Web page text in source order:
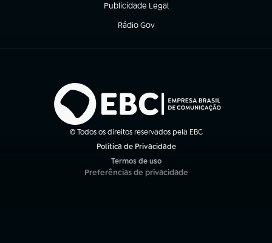
Publicidade Legal
(abre em nova aba)
Rádio Gov
(abre em nova aba)
© Todos os direitos reservados pela EBC
Política de Privacidade
Termos de uso
(abre em nova aba)
Preferências de privacidade